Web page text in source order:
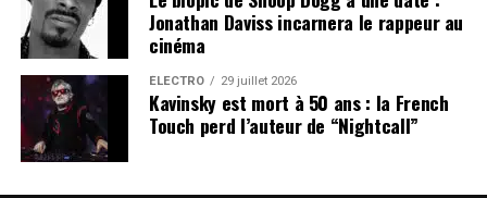
Jonathan Daviss incarnera le rappeur au
cinéma
ÉLECTRO 29 juillet 2026
Kavinsky est mort à 50 ans : la French
Touch perd l’auteur de “Nightcall”